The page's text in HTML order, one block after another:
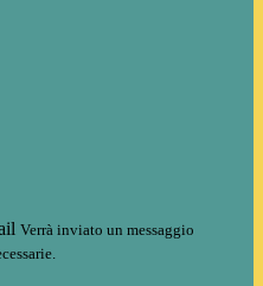
Verrà inviato un messaggio